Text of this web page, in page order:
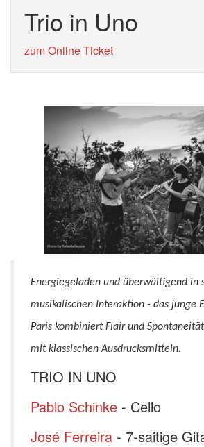
Trio in Uno
zum Online Ticket
Energiegeladen und überwältigend in
musikalischen Interaktion - das junge
Paris kombiniert Flair und
mit klassischen Ausdrucksmitteln.
TRIO IN UNO
Pablo Schinke - Cello
José Ferreira - 7-saitige